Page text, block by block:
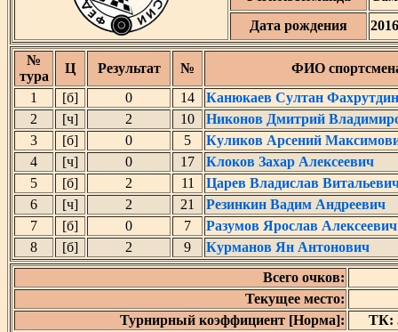
Дата рождения
2016
№
тура
Ц Результат №
ФИО
1
[б] 0 14
Канюкаев Султан
2
[ч] 2 10
Никонов Дмитрий
3
[б] 0 5
Куликов Арсений
4
[ч] 0 17
Клоков Захар Алексеевич
5
[б] 2 11
Царев Владислав
6
[ч] 2 21
Резинкин Вадим Андреевич
7
[б] 0 7
Разумов Ярослав Алексеевич
8
[б] 2 9
Курманов Ян Антонович
Всего очков:
Текущее место:
Турнирный коэффициент [Норма]:
ТК: